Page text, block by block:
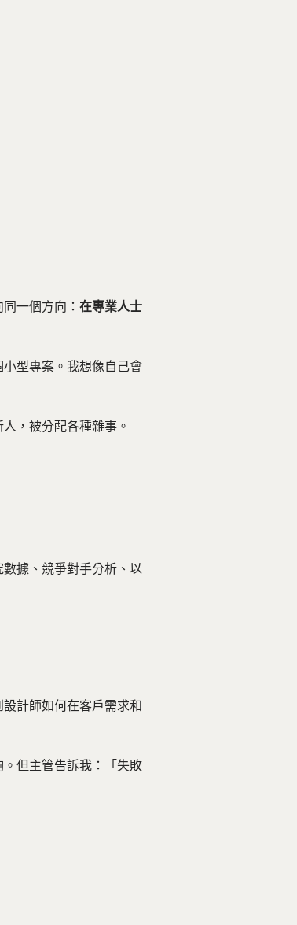
一個方向： 在專業人士
型專案。我想像自己會
，被分配各種雜事。
據、競爭對手分析、以
計師如何在客戶需求和
但主管告訴我：「失敗